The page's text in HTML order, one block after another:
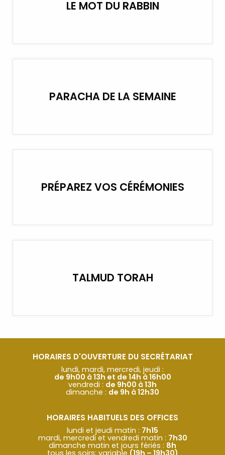
LE MOT DU RABBIN
PARACHA DE LA SEMAINE
PRÉPAREZ VOS CÉRÉMONIES
TALMUD TORAH
HORAIRES D'OUVERTURE DU SECRÉTARIAT
lundi, mardi, mercredi, jeudi :
de 9h00 à 13h et de 14h à 16h00
vendredi : de 9h00 à 13h
dimanche : de 9h à 12h30
HORAIRES HABITUELS DES OFFICES
lundi et jeudi matin : 7h15
mardi, mercredi et vendredi matin : 7h30
dimanche matin et jours fériés : 8h
tous les soirs: variable (19h – 19h30)